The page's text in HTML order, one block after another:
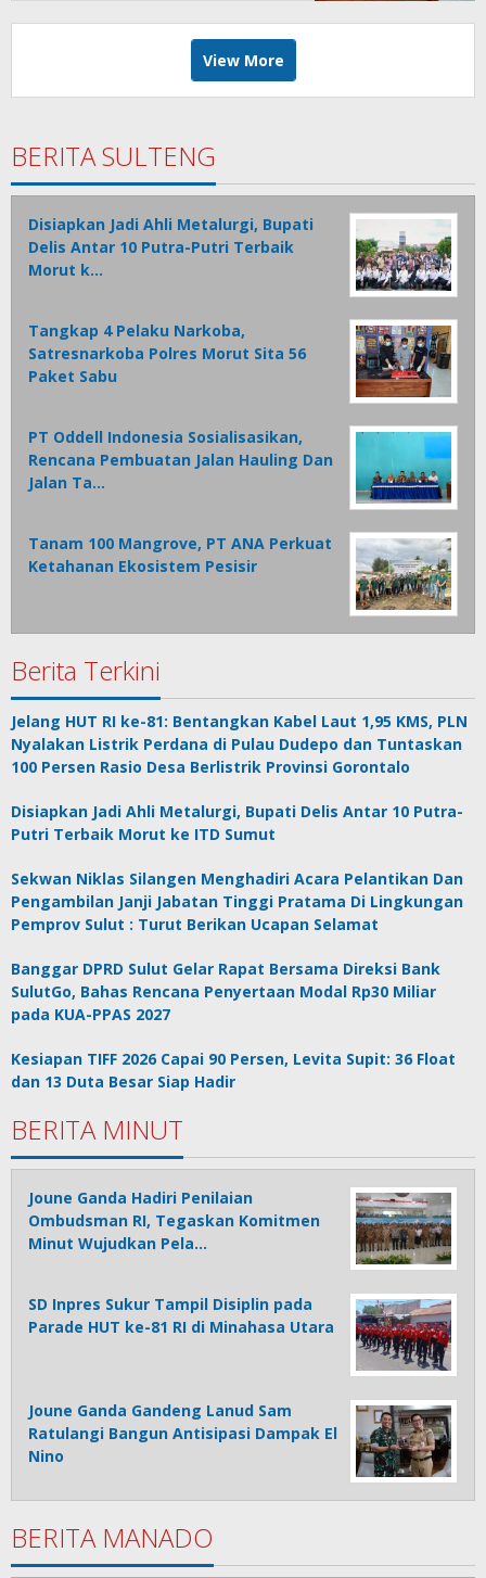
View More
BERITA SULTENG
Disiapkan Jadi Ahli Metalurgi, Bupati
Delis Antar 10 Putra-Putri Terbaik
Morut k…
Tangkap 4 Pelaku Narkoba,
Satresnarkoba Polres Morut Sita 56
Paket Sabu
PT Oddell Indonesia Sosialisasikan,
Rencana Pembuatan Jalan Hauling Dan
Jalan Ta…
Tanam 100 Mangrove, PT ANA Perkuat
Ketahanan Ekosistem Pesisir
Berita Terkini
Jelang HUT RI ke-81: Bentangkan Kabel Laut 1,95 KMS, PLN
Nyalakan Listrik Perdana di Pulau Dudepo dan Tuntaskan
100 Persen Rasio Desa Berlistrik Provinsi Gorontalo
Disiapkan Jadi Ahli Metalurgi, Bupati Delis Antar 10 Putra-
Putri Terbaik Morut ke ITD Sumut
Sekwan Niklas Silangen Menghadiri Acara Pelantikan Dan
Pengambilan Janji Jabatan Tinggi Pratama Di Lingkungan
Pemprov Sulut : Turut Berikan Ucapan Selamat
Banggar DPRD Sulut Gelar Rapat Bersama Direksi Bank
SulutGo, Bahas Rencana Penyertaan Modal Rp30 Miliar
pada KUA-PPAS 2027
Kesiapan TIFF 2026 Capai 90 Persen, Levita Supit: 36 Float
dan 13 Duta Besar Siap Hadir
BERITA MINUT
Joune Ganda Hadiri Penilaian
Ombudsman RI, Tegaskan Komitmen
Minut Wujudkan Pela…
SD Inpres Sukur Tampil Disiplin pada
Parade HUT ke-81 RI di Minahasa Utara
Joune Ganda Gandeng Lanud Sam
Ratulangi Bangun Antisipasi Dampak El
Nino
BERITA MANADO